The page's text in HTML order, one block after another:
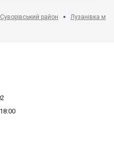
Суворівський район Лузанівка